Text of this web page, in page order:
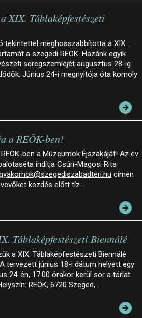
XIX. Táblaképfestészeti
tekintettel meghosszabbította a XIX.
a szegedi REÖK. Hazánk egyik
seregszemléjét augusztus 28-ig
Június 24-i megnyitója óta komoly
a REÖK-ben!
ben a Múzeumok Éjszakáját! Az év
indítja Csúri-Magosi Rita
címen
kezdés előtt tíz…
Táblaképfestészeti Biennálé
a XIX. Táblaképfestészeti Biennálé
tervezett június 18-i dátum helyett egy
24-én, 17.00 órakor kerül sor a tárlat
REÖK, 6720 Szeged,…